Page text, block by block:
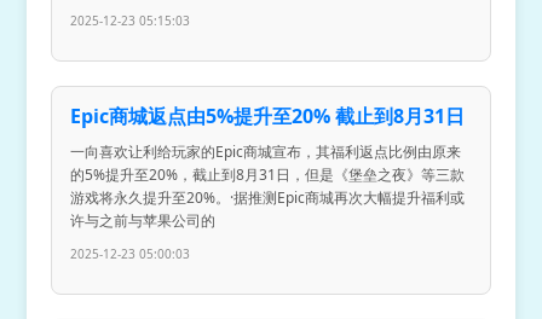
2025-12-23 05:15:03
Epic商城返点由5%提升至20% 截止到8月31日
一向喜欢让利给玩家的Epic商城宣布，其福利返点比例由原来
的5%提升至20%，截止到8月31日，但是《堡垒之夜》等三款
游戏将永久提升至20%。·据推测Epic商城再次大幅提升福利或
许与之前与苹果公司的
2025-12-23 05:00:03